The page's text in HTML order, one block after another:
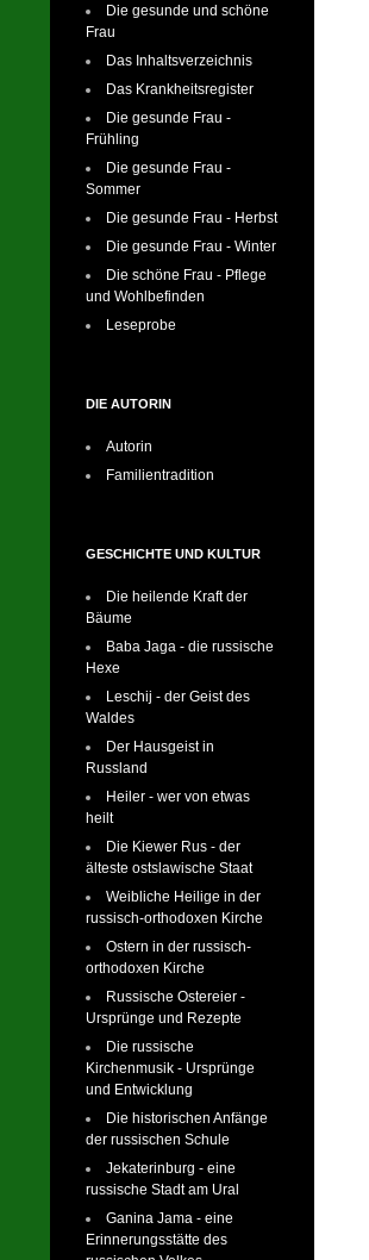
Die gesunde und schöne
Frau
Das Inhaltsverzeichnis
Das Krankheitsregister
Die gesunde Frau -
Frühling
Die gesunde Frau -
Sommer
Die gesunde Frau - Herbst
Die gesunde Frau - Winter
Die schöne Frau - Pflege
und Wohlbefinden
Leseprobe
DIE AUTORIN
Autorin
Familientradition
GESCHICHTE UND KULTUR
Die heilende Kraft der
Bäume
Baba Jaga - die russische
Hexe
Leschij - der Geist des
Waldes
Der Hausgeist in
Russland
Heiler - wer von etwas
heilt
Die Kiewer Rus - der
älteste ostslawische Staat
Weibliche Heilige in der
russisch-orthodoxen Kirche
Ostern in der russisch-
orthodoxen Kirche
Russische Ostereier -
Ursprünge und Rezepte
Die russische
Kirchenmusik - Ursprünge
und Entwicklung
Die historischen Anfänge
der russischen Schule
Jekaterinburg - eine
russische Stadt am Ural
Ganina Jama - eine
Erinnerungsstätte des